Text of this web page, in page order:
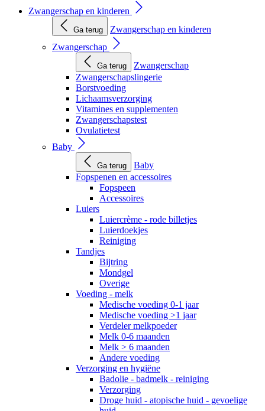
Zwangerschap en kinderen
Ga terug
Zwangerschap en kinderen
Zwangerschap
Ga terug
Zwangerschap
Zwangerschapslingerie
Borstvoeding
Lichaamsverzorging
Vitamines en supplementen
Zwangerschapstest
Ovulatietest
Baby
Ga terug
Baby
Fopspenen en accessoires
Fopspeen
Accessoires
Luiers
Luiercrème - rode billetjes
Luierdoekjes
Reiniging
Tandjes
Bijtring
Mondgel
Overige
Voeding - melk
Medische voeding 0-1 jaar
Medische voeding >1 jaar
Verdeler melkpoeder
Melk 0-6 maanden
Melk > 6 maanden
Andere voeding
Verzorging en hygiëne
Badolie - badmelk - reiniging
Verzorging
Droge huid - atopische huid - gevoelige